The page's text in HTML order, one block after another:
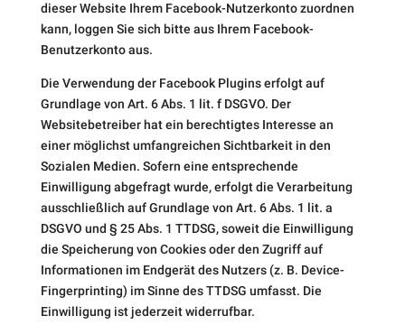
dieser Website Ihrem Facebook-Nutzerkonto zuordnen
kann, loggen Sie sich bitte aus Ihrem Facebook-
Benutzerkonto aus.
Die Verwendung der Facebook Plugins erfolgt auf
Grundlage von Art. 6 Abs. 1 lit. f DSGVO. Der
Websitebetreiber hat ein berechtigtes Interesse an
einer möglichst umfangreichen Sichtbarkeit in den
Sozialen Medien. Sofern eine entsprechende
Einwilligung abgefragt wurde, erfolgt die Verarbeitung
ausschließlich auf Grundlage von Art. 6 Abs. 1 lit. a
DSGVO und § 25 Abs. 1 TTDSG, soweit die Einwilligung
die Speicherung von Cookies oder den Zugriff auf
Informationen im Endgerät des Nutzers (z. B. Device-
Fingerprinting) im Sinne des TTDSG umfasst. Die
Einwilligung ist jederzeit widerrufbar.